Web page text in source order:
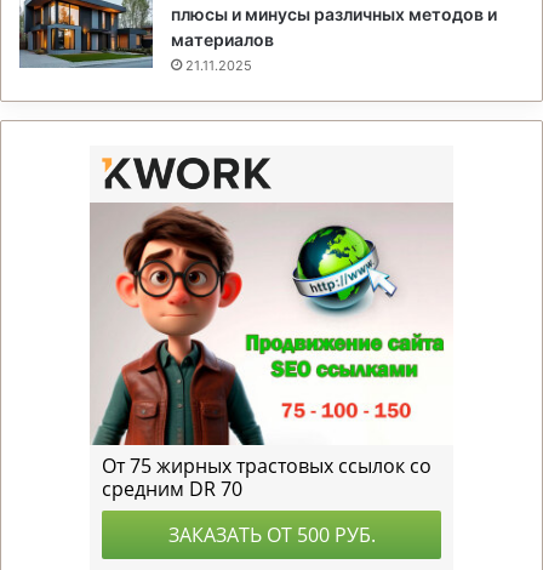
плюсы и минусы различных методов и
материалов
21.11.2025